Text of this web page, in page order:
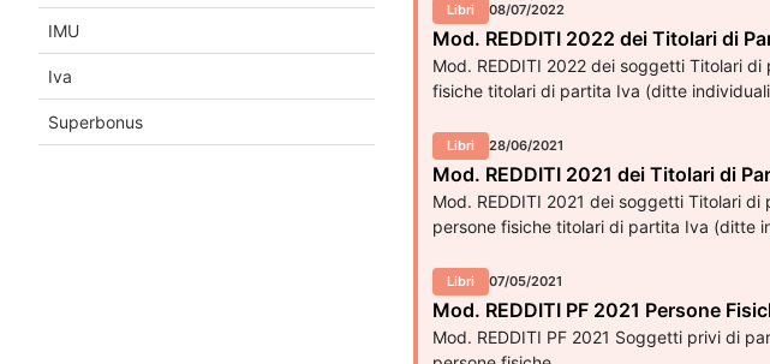
IMU
Iva
Superbonus
Libri 08/07/2022
Mod. REDDITI 2022 dei Titolari di
Mod. REDDITI 2022 dei soggetti Titolari
fisiche titolari di partita Iva (ditte
Libri 28/06/2021
Mod. REDDITI 2021 dei Titolari di
Mod. REDDITI 2021 dei soggetti Titolari
persone fisiche titolari di partita Iva (ditte
Libri 07/05/2021
Mod. REDDITI PF 2021 Persone
Mod. REDDITI PF 2021 Soggetti privi di